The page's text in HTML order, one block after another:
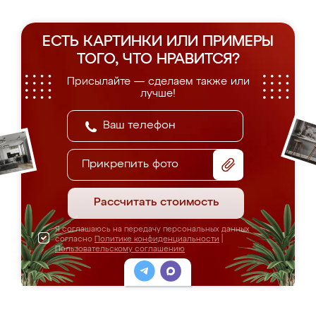
ЕСТЬ КАРТИНКИ ИЛИ ПРИМЕРЫ
ТОГО, ЧТО НРАВИТСЯ?
Присылайте — сделаем также или
лучше!
Прикрепить фото
Рассчитать стоимость
Я соглашаюсь на передачу персональных данных
согласно Политике конфиденциальности
Пользовательскому соглашению